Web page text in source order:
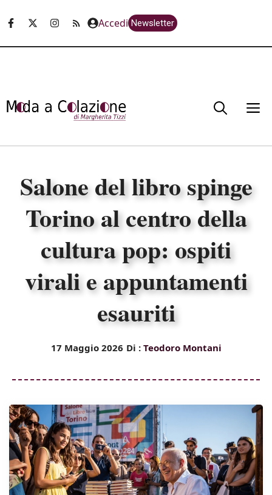
Accedi Newsletter
Salone del libro spinge
Torino al centro della
cultura pop: ospiti
virali e appuntamenti
esauriti
17 Maggio 2026 Di : Teodoro Montani